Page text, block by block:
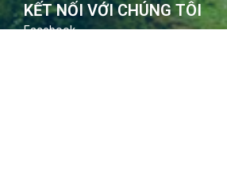
KẾT NỐI VỚI CHÚNG TÔI
Facebook